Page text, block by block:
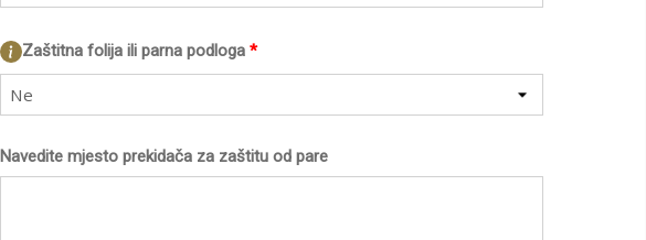
*
Zaštitna folija ili parna podloga
Ne
Navedite mjesto prekidača za zaštitu od pare